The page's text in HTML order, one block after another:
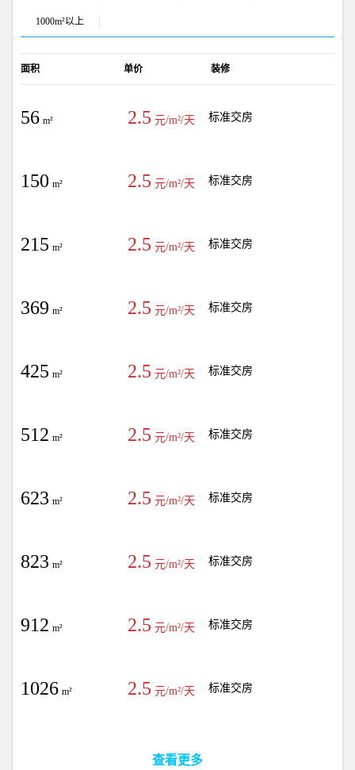
1000m²以上
面积 单价 装修
56 m² 2.5 元/m²/天 标准交房
150 m² 2.5 元/m²/天 标准交房
215 m² 2.5 元/m²/天 标准交房
369 m² 2.5 元/m²/天 标准交房
425 m² 2.5 元/m²/天 标准交房
512 m² 2.5 元/m²/天 标准交房
623 m² 2.5 元/m²/天 标准交房
823 m² 2.5 元/m²/天 标准交房
912 m² 2.5 元/m²/天 标准交房
1026 m² 2.5 元/m²/天 标准交房
查看更多